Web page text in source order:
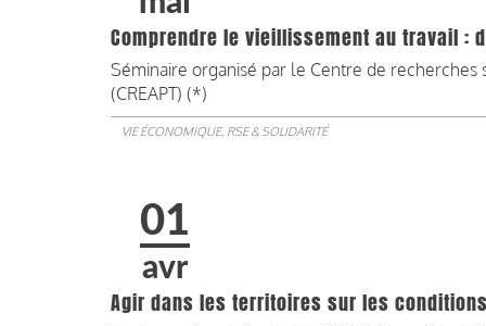
Comprendre le vieillissement au travail :
Séminaire organisé par le Centre de
(CREAPT) (*)
VIE ÉCONOMIQUE, RSE & SOLIDARITÉ
01
avr
Agir dans les territoires sur les